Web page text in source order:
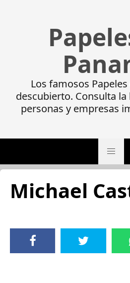
Los famosos
descubierto. Consulta la
personas y empresas
Michael